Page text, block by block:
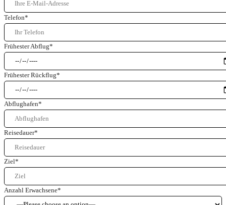
Telefon*
Frühester Abflug*
Frühester Rückflug*
Abflughafen*
Reisedauer*
Ziel*
Anzahl Erwachsene*